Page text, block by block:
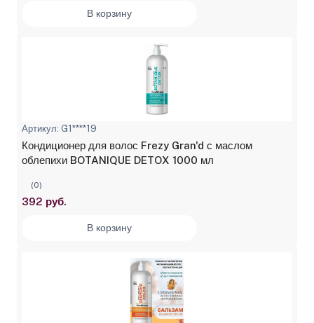
В корзину
Артикул: G1****19
Кондиционер для волос Frezy Gran'd с маслом
облепихи BOTANIQUE DETOX 1000 мл
(0)
392 руб.
В корзину